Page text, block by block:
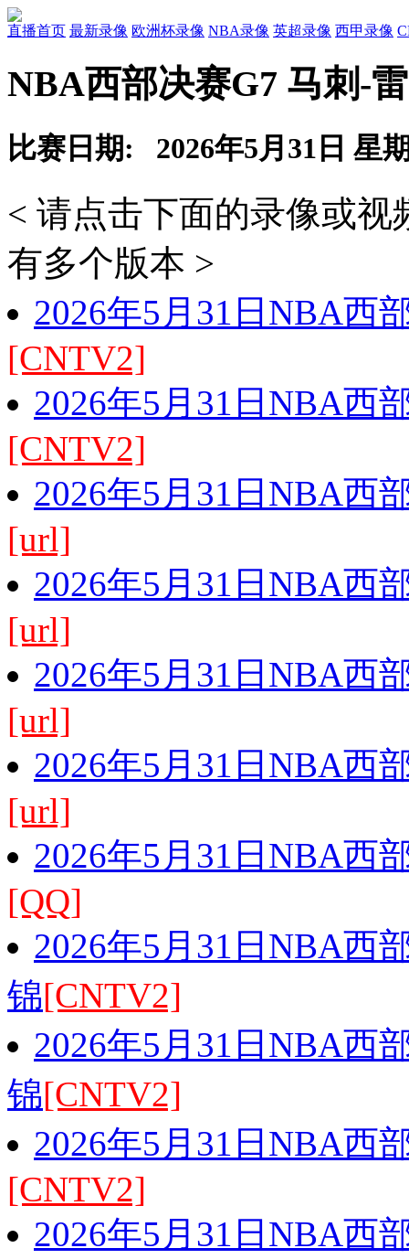
直播首页 最新录像 欧洲杯录像 NBA录像 英超录像 西甲录像
NBA西部决赛G7 马刺-
比赛日期: 2026年5月31日 星
< 请点击下面的录像或
有多个版本 >
2026年5月31日NBA西
[CNTV2]
2026年5月31日NBA西
[CNTV2]
2026年5月31日NBA西
[url]
2026年5月31日NBA西
[url]
2026年5月31日NBA西
[url]
2026年5月31日NBA西
[url]
2026年5月31日NBA西
[QQ]
2026年5月31日NBA西
锦[CNTV2]
2026年5月31日NBA西
锦[CNTV2]
2026年5月31日NBA西
[CNTV2]
2026年5月31日NBA西